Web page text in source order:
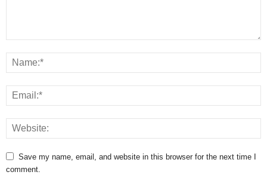
Save my name, email, and website in this browser for the next time I
comment.